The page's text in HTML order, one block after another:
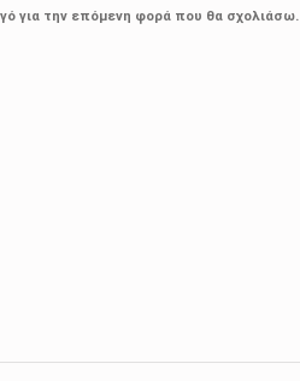
για την επόμενη φορά που θα σχολιάσω.